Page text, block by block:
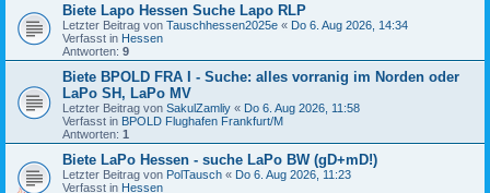
Biete Lapo Hessen Suche Lapo RLP
Letzter Beitrag von Tauschhessen2025e « Do 6. Aug 2026, 14:34
Verfasst in Hessen
Antworten: 9
Biete BPOLD FRA I - Suche: alles vorranig im Norden oder
LaPo SH, LaPo MV
Letzter Beitrag von SakulZamliy « Do 6. Aug 2026, 11:58
Verfasst in BPOLD Flughafen Frankfurt/M
Antworten: 1
Biete LaPo Hessen - suche LaPo BW (gD+mD!)
Letzter Beitrag von PolTausch « Do 6. Aug 2026, 11:23
Verfasst in Hessen